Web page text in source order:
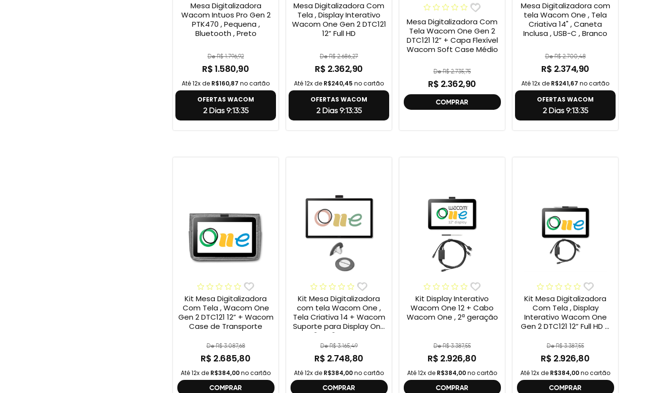
Mesa Digitalizadora
Wacom Intuos Pro Gen 2
PTK470 , Pequena ,
Bluetooth , Preto
De R$ 1.796,92
R$ 1.580,90
Até 12x de R$160,87 no cartão
OFERTAS WACOM
2 Dias 9:13:34
Mesa Digitalizadora Com
Tela , Display Interativo
Wacom One Gen 2 DTC121
12” Full HD
De R$ 2.686,27
R$ 2.362,90
Até 12x de R$240,45 no cartão
OFERTAS WACOM
2 Dias 9:13:34
Mesa Digitalizadora Com
Tela Wacom One Gen 2
DTC121 12” + Capa Flexível
Wacom Soft Case Médio
De R$ 2.735,75
R$ 2.362,90
COMPRAR
Mesa Digitalizadora com
tela Wacom One , Tela
Criativa 14" , Caneta
Inclusa , USB-C , Branco
De R$ 2.700,48
R$ 2.374,90
Até 12x de R$241,67 no cartão
OFERTAS WACOM
2 Dias 9:13:34
Kit Mesa Digitalizadora
Com Tela , Wacom One
Gen 2 DTC121 12” + Wacom
Case de Transporte
De R$ 3.087,68
R$ 2.685,80
Até 12x de R$384,00no cartão
COMPRAR
Kit Mesa Digitalizadora
com tela Wacom One ,
Tela Criativa 14 + Wacom
Suporte para Display One
12" e 13" ACK649Z
De R$ 3.165,49
R$ 2.748,80
Até 12x de R$384,00no cartão
COMPRAR
Kit Display Interativo
Wacom One 12 + Cabo
Wacom One , 2ª geração
De R$ 3.387,55
R$ 2.926,80
Até 12x de R$384,00no cartão
COMPRAR
Kit Mesa Digitalizadora
Com Tela , Display
Interativo Wacom One
Gen 2 DTC121 12” Full HD +
geração , DTC121 ,
DTH134W,
De R$ 3.387,55
R$ 2.926,80
Até 12x de R$384,00no cartão
COMPRAR